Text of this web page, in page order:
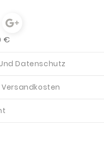
€
Datenschutz